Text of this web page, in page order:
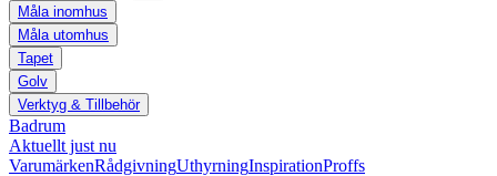
Måla inomhus
Måla utomhus
Tapet
Golv
Verktyg & Tillbehör
Badrum
Aktuellt just nu
VarumärkenRådgivningUthyrningInspirationProffs